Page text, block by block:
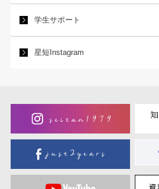
学生サポート
星短Instagram